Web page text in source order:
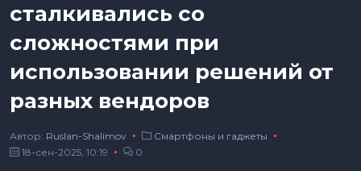
сталкивались со
сложностями при
использовании решений от
разных вендоров
Автор: Ruslan-Shalimov
Смартфоны и гаджеты
18-сен-2025, 10:19
0